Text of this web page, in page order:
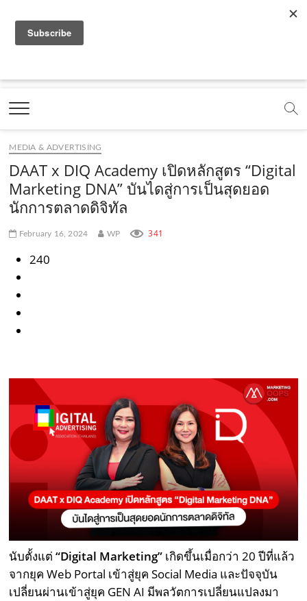
a
e
b
o
o
k
.
c
o
o
t
b
e
c
o
m
.
o
e
m
e
t
g
a
m
.
t
k
c
m
Marketing Oops!
DIGITAL | CREATIVE | ADVERTISING | CAMPAIGN |
MEDIA & ADVERTISING
DAAT x DIQ Academy เปิดหลักสูตร “Digital
Marketing DNA” บันไดสู่การเป็นสุดยอด
นักการตลาดดิจิทัล
February 16, 2024 WP 341
240
นับตั้งแต่“Digital Marketing” เกิดขึ้นเมื่อกว่า 20 ปีที่แล้ว
จากยุค Web Portal เข้าสู่ยุค Social Media และปัจจุบัน
เปลี่ยนผ่านเข้าสู่ยุค GEN AI มีพลวัตการเปลี่ยนแปลงมา